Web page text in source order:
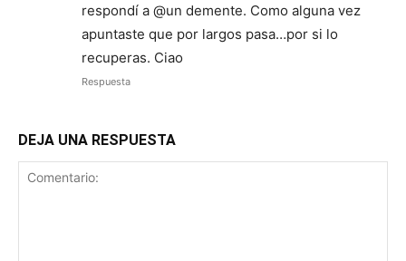
respondí a @un demente. Como alguna vez
apuntaste que por largos pasa…por si lo
recuperas. Ciao
Respuesta
DEJA UNA RESPUESTA